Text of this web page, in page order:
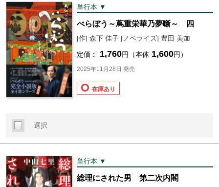
単行本 ▼
べらぼう～蔦重栄華乃夢噺～ 四
[作] 森下 佳子 [ノベライズ] 豊田 美加
定価： 1,760円（本体 1,600円）
2025年11月28日 発売
在庫あり
選択
単行本 ▼
総理にされた男 第二次内閣